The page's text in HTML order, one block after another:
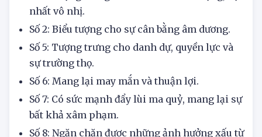
Số 1: Tượng trưng cho đỉnh cao tối thượng, độc
nhất vô nhị.
Số 2: Biểu tượng cho sự cân bằng âm dương.
Số 5: Tượng trưng cho danh dự, quyền lực và
sự trường thọ.
Số 6: Mang lại may mắn và thuận lợi.
Số 7: Có sức mạnh đẩy lùi ma quỷ, mang lại sự
bất khả xâm phạm.